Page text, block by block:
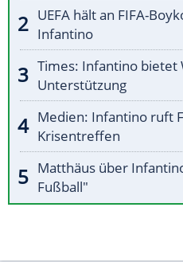
UEFA hält an FIFA-
Infantino
Times: Infantino bietet
Unterstützung
Medien: Infantino ruft
Krisentreffen
Matthäus über
Fußball"